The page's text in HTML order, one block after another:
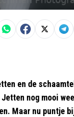
en de
nog mooi
Maar nu puntje